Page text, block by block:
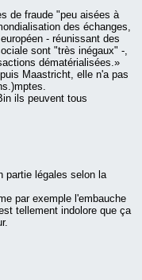
de fraude "peu aisées à
des échanges,
- réunissant des
sont "très inégaux" -,
dématérialisées.»
Maastricht, elle n'a pas
ils peuvent tous
partie légales selon la
par exemple l'embauche
tellement indolore que ça